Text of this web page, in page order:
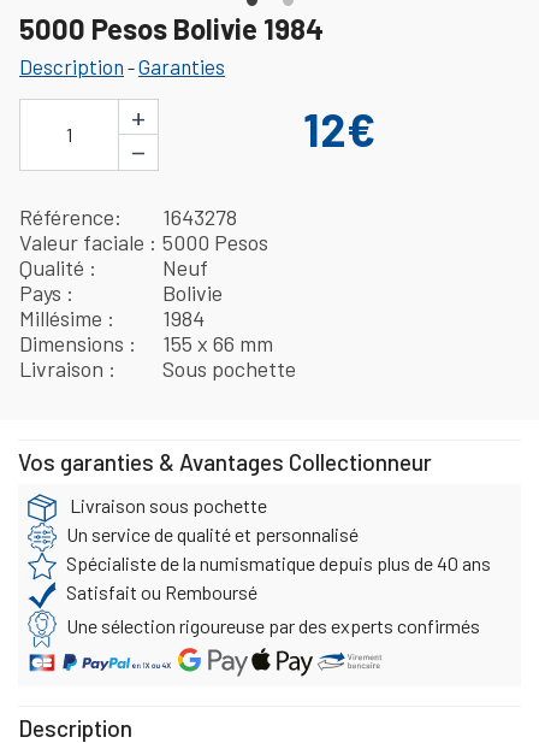
5000 Pesos Bolivie 1984
Description -Garanties
1
+
−
12€
Référence
1643278
Valeur faciale
5000 Pesos
Qualité
Neuf
Pays
Bolivie
Millésime
1984
Dimensions
155 x 66 mm
Livraison
Sous pochette
Vos garanties & Avantages Collectionneur
Livraison sous pochette
Un service de qualité et personnalisé
Spécialiste de la numismatique depuis plus de 40 ans
Satisfait ou Remboursé
Une sélection rigoureuse par des experts confirmés
Description